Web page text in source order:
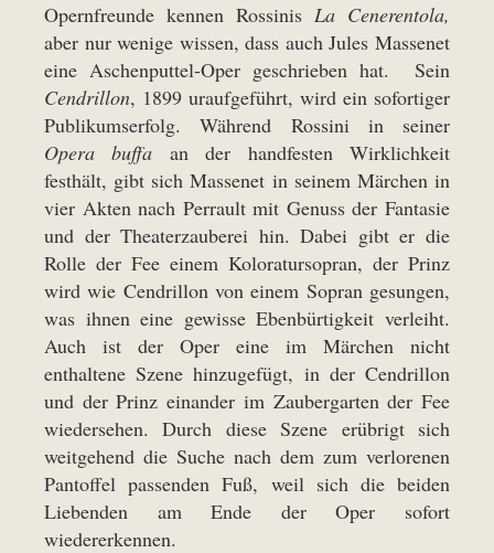
Opernfreunde kennen Rossinis La Cenerentola,
aber nur wenige wissen, dass auch Jules Massenet
eine Aschenputtel-Oper geschrieben hat. Sein
Cendrillon, 1899 uraufgeführt, wird ein sofortiger
Publikumserfolg. Während Rossini in seiner
Opera buffa an der handfesten Wirklichkeit
festhält, gibt sich Massenet in seinem Märchen in
vier Akten nach Perrault mit Genuss der Fantasie
und der Theaterzauberei hin. Dabei gibt er die
Rolle der Fee einem Koloratursopran, der Prinz
wird wie Cendrillon von einem Sopran gesungen,
was ihnen eine gewisse Ebenbürtigkeit verleiht.
Auch ist der Oper eine im Märchen nicht
enthaltene Szene hinzugefügt, in der Cendrillon
und der Prinz einander im Zaubergarten der Fee
wiedersehen. Durch diese Szene erübrigt sich
weitgehend die Suche nach dem zum verlorenen
Pantoffel passenden Fuß, weil sich die beiden
Liebenden am Ende der Oper sofort
wiedererkennen.